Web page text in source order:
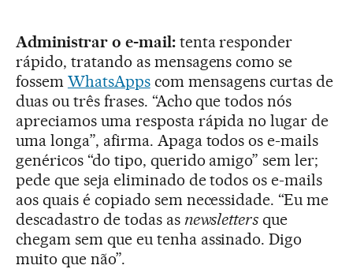
Administrar o e-mail: tenta responder
rápido, tratando as mensagens como se
fossem WhatsAppscom mensagens curtas de
duas ou três frases. “Acho que todos nós
apreciamos uma resposta rápida no lugar de
uma longa”, afirma. Apaga todos os e-mails
genéricos “do tipo, querido amigo” sem ler;
pede que seja eliminado de todos os e-mails
aos quais é copiado sem necessidade. “Eu me
descadastro de todas as newsletters que
chegam sem que eu tenha assinado. Digo
muito que não”.